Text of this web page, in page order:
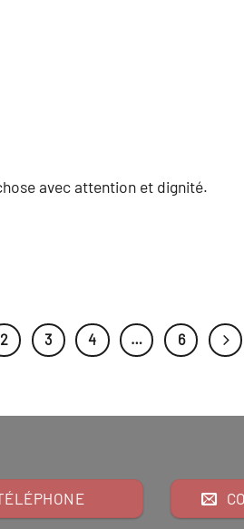
avec attention et dignité.
2 3 4 … 6